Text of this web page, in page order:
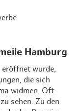
Hamburg
eröffnet wurde,
die sich
widmen. Oft
sehen. Zu den